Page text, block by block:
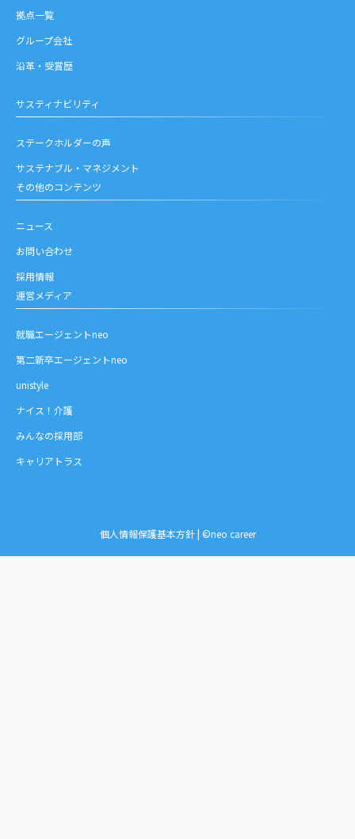
拠点一覧
グループ会社
沿革・受賞歴
サスティナビリティ
ステークホルダーの声
サステナブル・マネジメント
その他のコンテンツ
ニュース
お問い合わせ
採用情報
運営メディア
就職エージェントneo
第二新卒エージェントneo
unistyle
ナイス！介護
みんなの採用部
キャリアトラス
個人情報保護基本方針| ©neo career